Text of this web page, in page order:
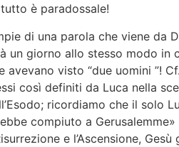
è paradossale!
di una parola che viene da
giorno allo stesso modo in
visto “due uomini ”!
così definiti da Luca nella
ricordiamo che il solo
compiuto a
e l’Ascensione,